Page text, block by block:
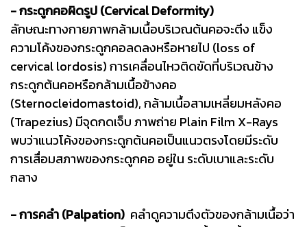
- กระดูกคอผิดรูป (Cervical Deformity)
ลักษณะทางกายภาพกล้ามเนื้อบริเวณต้นคอจะตึง แข็ง
ความโค้งของกระดูกคอลดลงหรือหายไป (loss of
cervical lordosis) การเคลื่อนไหวติดขัดที่บริเวณข้าง
กระดูกต้นคอหรือกล้ามเนื้อข้างคอ
(Sternocleidomastoid), กล้ามเนื้อสามเหลี่ยมหลังคอ
(Trapezius) มีจุดกดเจ็บ ภาพถ่าย Plain Film X-Rays
พบว่าแนวโค้งของกระดูกต้นคอเป็นแนวตรงโดยมีระดับ
การเสื่อมสภาพของกระดูกคอ อยู่ใน ระดับเบาและระดับ
กลาง
- การคลำ (Palpation) คลำดูความตึงตัวของกล้ามเนื้อว่า